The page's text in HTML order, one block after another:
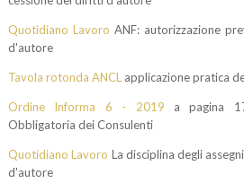
Quotidiano Lavoro ANF: autorizzazione
d'autore
Tavola rotonda ANCL applicazione pratica
Ordine Informa 6 - 2019 a pagina
Obbligatoria dei Consulenti
Quotidiano Lavoro La disciplina degli
d'autore